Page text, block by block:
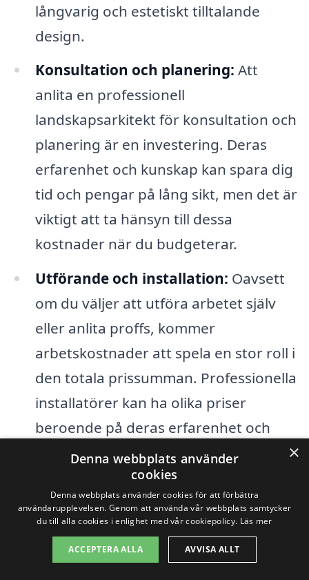
långvarig och estetiskt tilltalande
design.
Konsultation och planering: Att
anlita en professionell
landskapsarkitekt för konsultation och
planering är en investering. Deras
erfarenhet och kunskap kan spara dig
tid och pengar på lång sikt, men det är
viktigt att ta hänsyn till dessa
kostnader när du budgeterar.
Utförande och installation: Oavsett
om du väljer att utföra arbetet själv
eller anlita proffs, kommer
arbetskostnader att spela en stor roll i
den totala prissumman. Professionella
installatörer kan ha olika priser
beroende på deras erfarenhet och
populäritet i Skoby.
Genom att ta hänsyn till dessa faktorer
kan du få en bättre förståelse för
kostnaderna förträdgårdsdesign i
×
Denna webbplats använder
cookies
Denna webbplats använder cookies för att förbättra
användarupplevelsen. Genom att använda vår webbplats samtycker
du till alla cookies i enlighet med vår cookiepolicy. Läs mer
ACCEPTERA ALLA AVVISA ALLT